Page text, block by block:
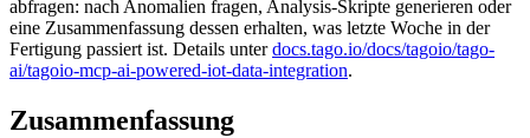
abfragen: nach Anomalien fragen, Analysis-Skripte generieren oder
eine Zusammenfassung dessen erhalten, was letzte Woche in der
Fertigung passiert ist. Details unterdocs.tago.io/docs/tagoio/tago-
ai/tagoio-mcp-ai-powered-iot-data-integration.
Zusammenfassung